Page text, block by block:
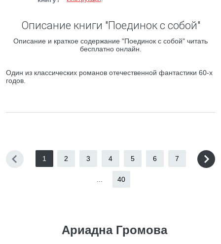
Описание книги "Поединок с собой"
Описание и краткое содержание "Поединок с собой" читать
бесплатно онлайн.
Один из классических романов отечественной фантастики 60-х
годов.
1 2 3 4 5 6 7
40
Ариадна Громова